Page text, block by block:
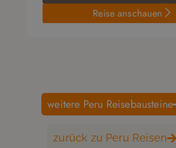
Reise anschauen
weitere Peru Reisebausteine
zurück zu Peru Reisen